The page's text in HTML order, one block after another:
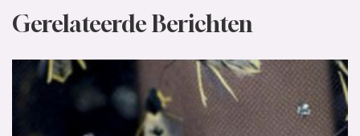
Gerelateerde Berichten